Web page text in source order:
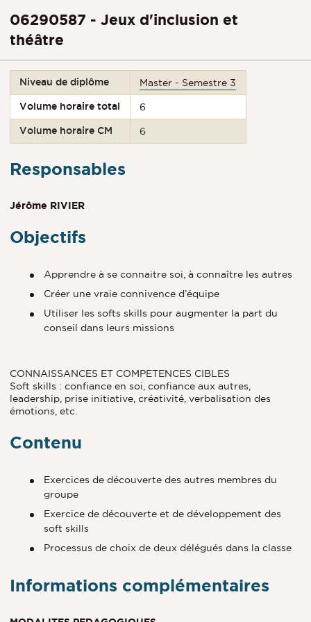
06290587 - Jeux d'inclusion et
théâtre
Niveau de diplôme Master - Semestre 3
Volume horaire total 6
Volume horaire CM 6
Responsables
Jérôme RIVIER
Objectifs
Apprendre à se connaitre soi, à connaître les autres
Créer une vraie connivence d’équipe
Utiliser les softs skills pour augmenter la part du
conseil dans leurs missions
CONNAISSANCES ET COMPETENCES CIBLES
Soft skills : confiance en soi, confiance aux autres,
leadership, prise initiative, créativité, verbalisation des
émotions, etc.
Contenu
Exercices de découverte des autres membres du
groupe
Exercice de découverte et de développement des
soft skills
Processus de choix de deux délégués dans la classe
Informations complémentaires